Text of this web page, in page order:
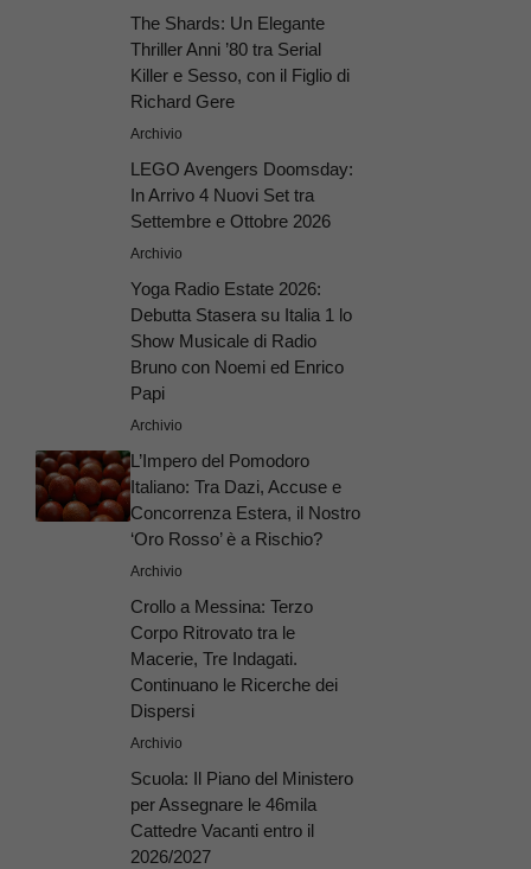
The Shards: Un Elegante
Thriller Anni ’80 tra Serial
Killer e Sesso, con il Figlio di
Richard Gere
Archivio
LEGO Avengers Doomsday:
In Arrivo 4 Nuovi Set tra
Settembre e Ottobre 2026
Archivio
Yoga Radio Estate 2026:
Debutta Stasera su Italia 1 lo
Show Musicale di Radio
Bruno con Noemi ed Enrico
Papi
Archivio
L’Impero del Pomodoro
Italiano: Tra Dazi, Accuse e
Concorrenza Estera, il Nostro
‘Oro Rosso’ è a Rischio?
Archivio
Crollo a Messina: Terzo
Corpo Ritrovato tra le
Macerie, Tre Indagati.
Continuano le Ricerche dei
Dispersi
Archivio
Scuola: Il Piano del Ministero
per Assegnare le 46mila
Cattedre Vacanti entro il
2026/2027